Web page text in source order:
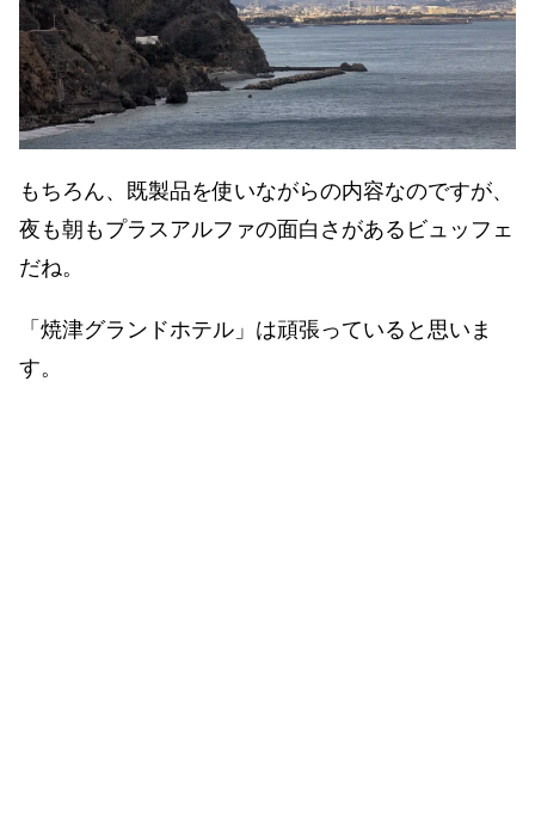
もちろん、既製品を使いながらの内容なのですが、
夜も朝もプラスアルファの面白さがあるビュッフェ
だね。
「焼津グランドホテル」は頑張っていると思いま
す。